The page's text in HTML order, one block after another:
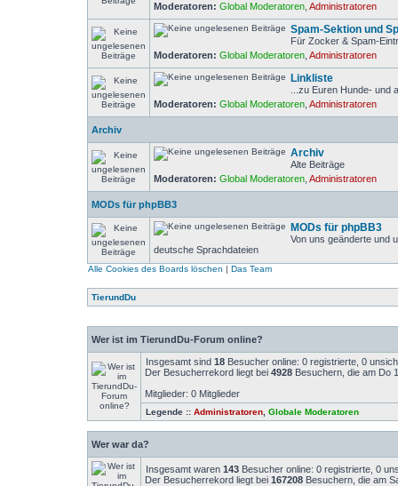
Moderatoren: Global Moderatoren Administratoren
Spam-Sektion und
Für Zocker & Spam-
Moderatoren: Global Moderatoren Administratoren
Linkliste
...zu Euren Hunde- und
Moderatoren: Global Moderatoren Administratoren
Archiv
Archiv
Alte Beiträge
Moderatoren: Global Moderatoren Administratoren
MODs für phpBB3
MODs für phpBB3
Von uns geänderte und
deutsche Sprachdateien
Alle Cookies des Boards löschen | Das Team
TierundDu
Wer ist im TierundDu-Forum online?
Insgesamt sind 18 Besucher online: 0 registrierte, 0
Der Besucherrekord liegt bei 4928 Besuchern, die am Do
Mitglieder: 0 Mitglieder
Legende :: Administratoren Globale Moderatoren
Wer war da?
Insgesamt waren 143 Besucher online: 0 registrierte, 0
Der Besucherrekord liegt bei 167208 Besuchern, die am